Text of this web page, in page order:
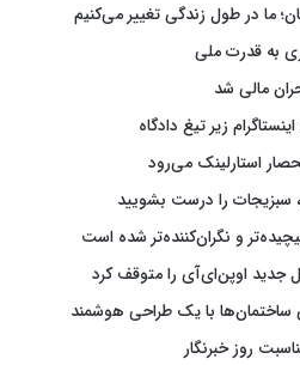
ما در طول زندگی تغییر می‌کنیم
به قدرت ملی
مالی شد
سبزیجات را درست بشویید
و نگران‌کننده‌تر شده است
جدید اوپن‌ای‌آی را متوقف کرد
روز خبرنگار